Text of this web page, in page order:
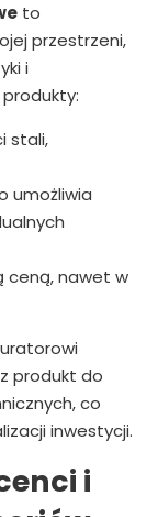
to
przestrzeni,
i
stali,
umożliwia
ceną, nawet w
produkt do
co
inwestycji.
i